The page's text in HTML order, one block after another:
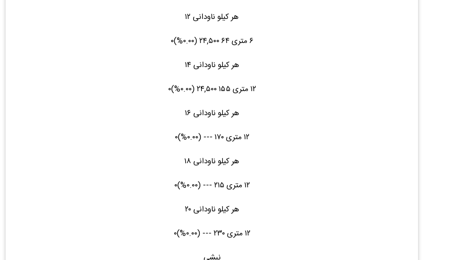
هر کیلو ناودانی ۱۲
۶ متری ۶۴ ۲۴,۵۰۰ (۰.۰۰%)۰
هر کیلو ناودانی ۱۴
۱۲ متری ۱۵۵ ۲۴,۵۰۰ (۰.۰۰%)۰
هر کیلو ناودانی ۱۶
۱۲ متری ۱۷۰ --- (۰.۰۰%)۰
هر کیلو ناودانی ۱۸
۱۲ متری ۲۱۵ --- (۰.۰۰%)۰
هر کیلو ناودانی ۲۰
۱۲ متری ۲۳۰ --- (۰.۰۰%)۰